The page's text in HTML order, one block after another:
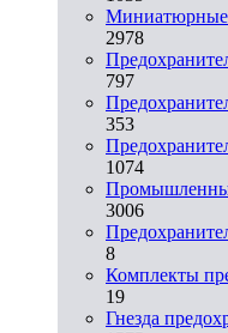
Миниатюрные
2978
797
353
1074
3006
8
Комплекты
19
Гнезда